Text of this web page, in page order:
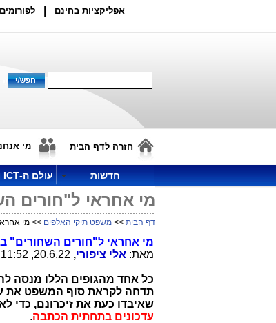
אפליקציות בחינם
חזרה לדף הבית מי
חדשות עולם ה-ICT ותקשורת
מי אחראי ל"חורים
דף הבית >>משפט תיקי האלפים >> מי
מי אחראי ל"חורים השחורים"
מאת: אלי ציפורי,
כל אחד מהגופים הללו מנסה
תדחה לקראת סוף המשפט את
שאיבדו כעת את זיכרונם, כדי
עדכונים בתחתית הכתבה.